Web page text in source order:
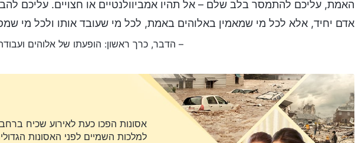
האמת, עליכם להתמסר בלב שלם – אל תהיו אמביוולנטיים או חצויים. עליכם
אדם יחיד, אלא לכל מי שמאמין באלוהים באמת, לכל מי שעובד אותו ולכל מי
– הדבר, כרך ראשון: הופעתו של אלוהים
אסונות הפכו כעת לאירוע שכיח
למלכות השמיים לפני האסונות